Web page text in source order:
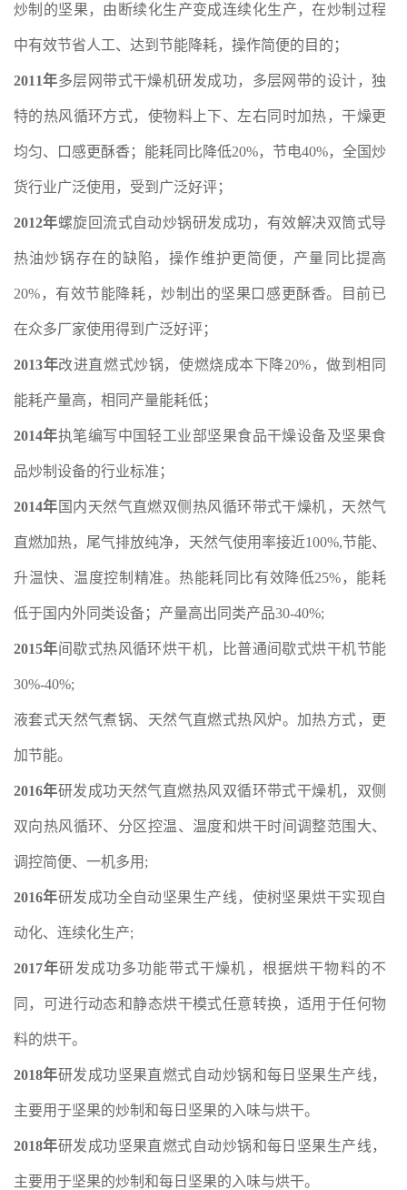
炒制的坚果，由断续化生产变成连续化生产，在炒制过程
中有效节省人工、达到节能降耗，操作简便的目的；
2011年多层网带式干燥机研发成功，多层网带的设计，独
特的热风循环方式，使物料上下、左右同时加热，干燥更
均匀、口感更酥香；能耗同比降低20%，节电40%，全国炒
货行业广泛使用，受到广泛好评；
2012年螺旋回流式自动炒锅研发成功，有效解决双筒式导
热油炒锅存在的缺陷，操作维护更简便，产量同比提高
20%，有效节能降耗，炒制出的坚果口感更酥香。目前已
在众多厂家使用得到广泛好评；
2013年改进直燃式炒锅，使燃烧成本下降20%，做到相同
能耗产量高，相同产量能耗低；
2014年执笔编写中国轻工业部坚果食品干燥设备及坚果食
品炒制设备的行业标准；
2014年 国内天然气直燃双侧热风循环带式干燥机，天然气
直燃加热，尾气排放纯净，天然气使用率接近100%,节能、
升温快、温度控制精准。热能耗同比有效降低25%，能耗
低于国内外同类设备；产量高出同类产品30-40%;
2015年间歇式热风循环烘干机，比普通间歇式烘干机节能
30%-40%;
液套式天然气煮锅、天然气直燃式热风炉。加热方式，更
加节能。
2016年研发成功天然气直燃热风双循环带式干燥机，双侧
双向热风循环、分区控温、温度和烘干时间调整范围大、
调控简便、一机多用;
2016年研发成功全自动坚果生产线，使树坚果烘干实现自
动化、连续化生产;
2017年研发成功多功能带式干燥机，根据烘干物料的不
同，可进行动态和静态烘干模式任意转换，适用于任何物
料的烘干。
2018年研发成功坚果直燃式自动炒锅和每日坚果生产线，
主要用于坚果的炒制和每日坚果的入味与烘干。
2018年研发成功坚果直燃式自动炒锅和每日坚果生产线，
主要用于坚果的炒制和每日坚果的入味与烘干。